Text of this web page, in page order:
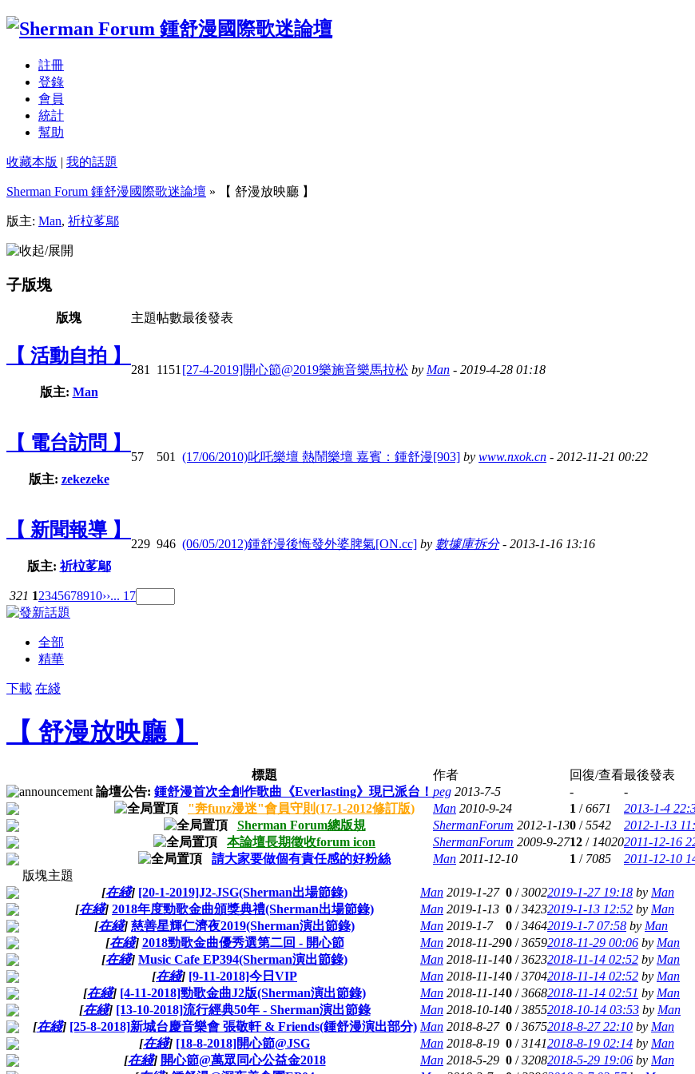
註冊
登錄
會員
統計
幫助
收藏本版 | 我的話題
Sherman Forum 鍾舒漫國際歌迷論壇 » 【 舒漫放映廳 】
版主: Man, 祈柆茤鄔
子版塊
版塊 主題帖數最後發表
【 活動自拍 】
版主: Man
281 1151 [27-4-2019]開心節@2019樂施音樂馬拉松 by Man - 2019-4-28 01:18
【 電台訪問 】
版主: zekezeke
57 501 (17/06/2010)叱吒樂壇 熱鬧樂壇 嘉賓：鍾舒漫[903] by www.nxok.cn - 2012-11-21 00:22
【 新聞報導 】
版主: 祈柆茤鄔
229 946 (06/05/2012)鍾舒漫後悔發外婆脾氣[ON.cc] by 數據庫拆分- 2013-1-16 13:16
321 12345678910››... 17
全部
精華
下載 在綫
【 舒漫放映廳 】
標題 作者 回復/查看最後發表
論壇公告: 鍾舒漫首次全創作歌曲《Everlasting》現已派台！ peg 2013-7-5 -
-
"奔funz漫迷"會員守則(17-1-2012修訂版)
Man 2010-9-24 1 /6671 2013-1-4
Sherman Forum總版規
ShermanForum 2012-1-130 /5542 2012-1-13
本論壇長期徵收forum icon
ShermanForum 2009-9-2712 / 140202011-12-16
請大家要做個有責任感的好粉絲
Man 2011-12-10 1 / 7085 2011-12-10
版塊主題
[在綫] [20-1-2019]J2-JSG(Sherman出場節錄) Man 2019-1-27 0 /30022019-1-27 19:18 by Man
[在綫] 2018年度勁歌金曲頒獎典禮(Sherman出場節錄) Man 2019-1-13 0 /34232019-1-13 12:52 by Man
[在綫] 慈善星輝仁濟夜2019(Sherman演出節錄) Man 2019-1-7 0 /34642019-1-7 07:58 by Man
[在綫] 2018勁歌金曲優秀選第二回 - 開心節 Man 2018-11-290 /36592018-11-29 00:06 by Man
[在綫] Music Cafe EP394(Sherman演出節錄) Man 2018-11-140 /36232018-11-14 02:52 by Man
[在綫] [9-11-2018]今日VIP Man 2018-11-140 /37042018-11-14 02:52 by Man
[在綫] [4-11-2018]勁歌金曲J2版(Sherman演出節錄) Man 2018-11-140 /36682018-11-14 02:51 by Man
[在綫] [13-10-2018]流行經典50年 - Sherman演出節錄 Man 2018-10-140 /38552018-10-14 03:53 by Man
[在綫] [25-8-2018]新城台慶音樂會 張敬軒 & Friends(鍾舒漫演出部分) Man 2018-8-27 0 /36752018-8-27 22:10 by Man
[在綫] [18-8-2018]開心節@JSG Man 2018-8-19 0 /31412018-8-19 02:14 by Man
[在綫] 開心節@萬眾同心公益金2018 Man 2018-5-29 0 /32082018-5-29 19:06 by Man